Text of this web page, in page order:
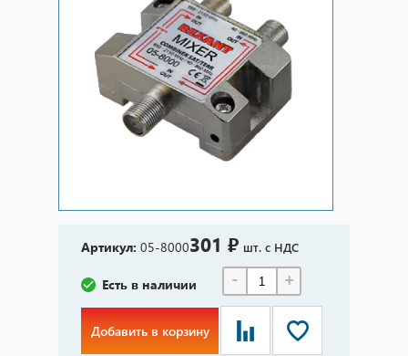
Артикул: 05-8000301 ₽ шт. с НДС
Есть в наличии - +
Добавить в корзину